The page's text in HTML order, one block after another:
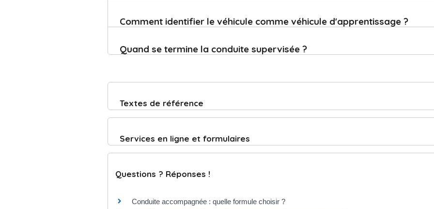
Comment identifier le véhicule comme véhicule d'apprentissage ?
Quand se termine la conduite supervisée ?
Textes de référence
Services en ligne et formulaires
Questions ? Réponses !
Conduite accompagnée : quelle formule choisir ?